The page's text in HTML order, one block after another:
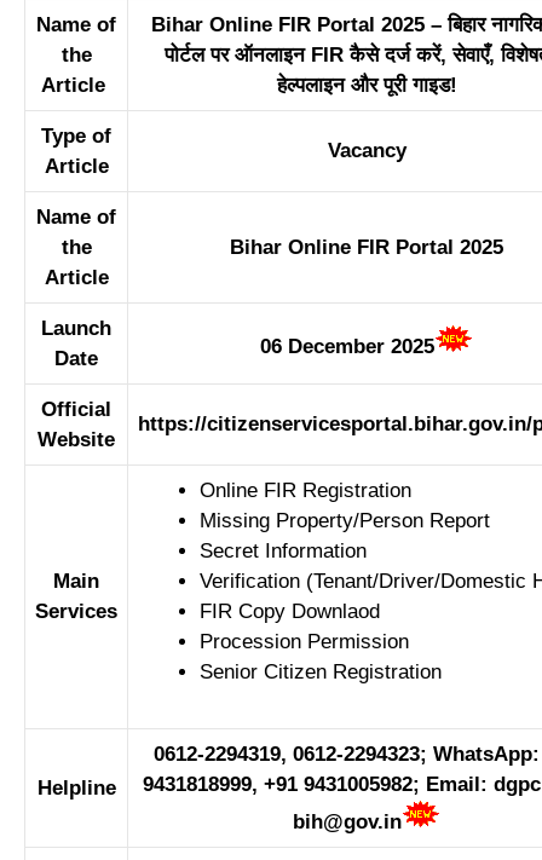
Name of
the
Article
Bihar Online FIR Portal 2025 – बिहार
पोर्टल पर ऑनलाइन FIR कैसे दर्ज करें, सेवाएँ,
हेल्पलाइन और पूरी गाइड!
Type of
Article
Vacancy
Name of
the
Article
Bihar Online FIR Portal 2025
Launch
Date
06 December 2025
Official
Website
https://citizenservicesportal.bihar.gov.in/
Main
Services
Online FIR Registration
Missing Property/Person Report
Secret Information
Verification (Tenant/Driver/Domestic
FIR Copy Downlaod
Procession Permission
Senior Citizen Registration
Helpline
0612-2294319, 0612-2294323;
9431818999, +91 9431005982; Email:
bih@gov.in